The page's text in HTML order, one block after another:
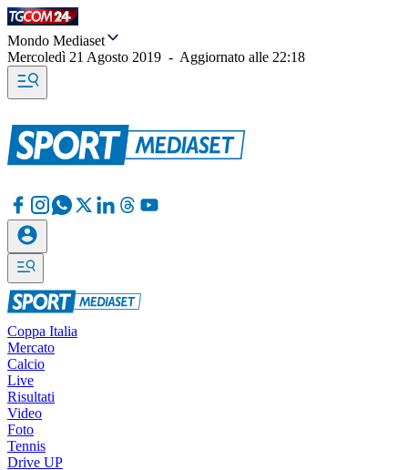
Mondo Mediaset
Mercoledì 21 Agosto 2019 - Aggiornato alle 22:18
Coppa Italia
Mercato
Calcio
Live
Risultati
Video
Foto
Tennis
Drive UP